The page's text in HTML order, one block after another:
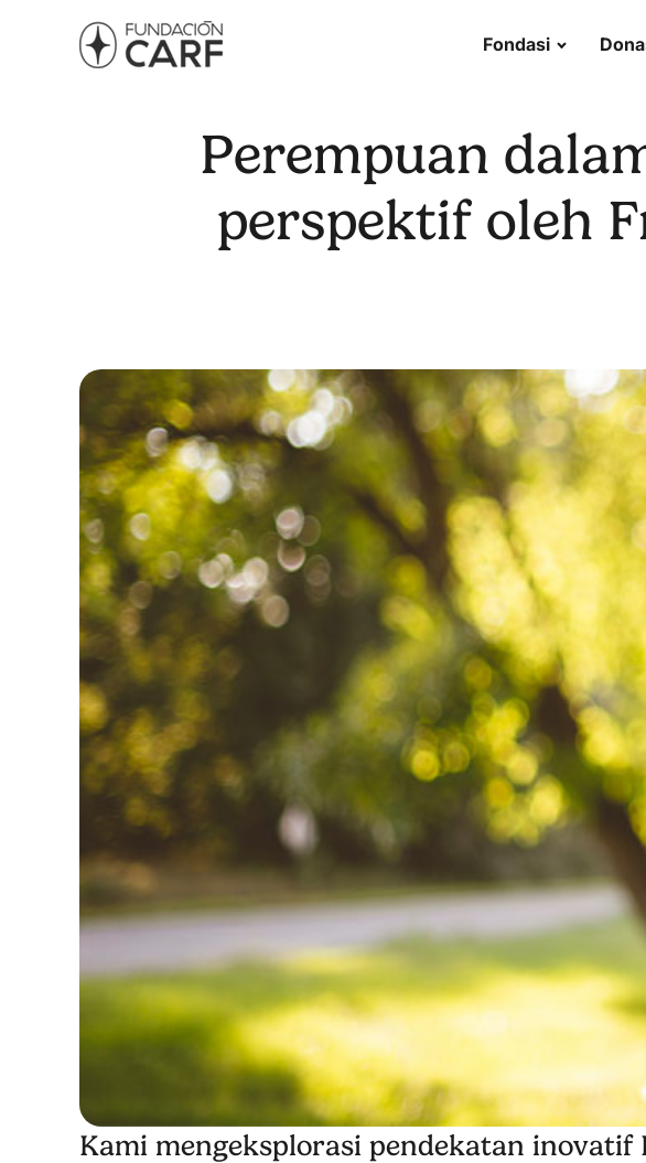
Fondasi
Perempuan
perspektif oleh
Kami mengeksplorasi pendekatan